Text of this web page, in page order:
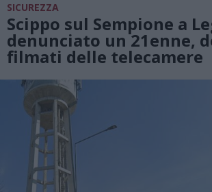
SICUREZZA
Scippo sul Sempione a
denunciato un 21enne,
filmati delle telecamere